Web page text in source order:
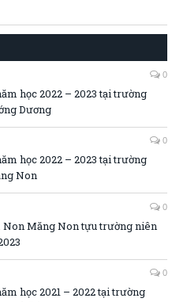
0
học 2022 – 2023 tại trường
Dương
0
học 2022 – 2023 tại trường
Non
0
Măng Non tựu trường niên
0
học 2021 – 2022 tại trường